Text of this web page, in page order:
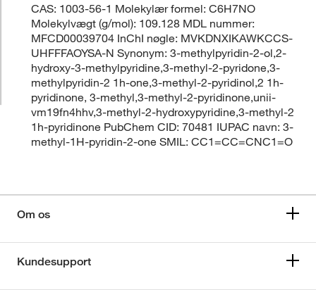
CAS: 1003-56-1 Molekylær formel: C6H7NO
Molekylvægt (g/mol): 109.128 MDL nummer:
MFCD00039704 InChI nøgle: MVKDNXIKAWKCCS-
UHFFFAOYSA-N Synonym: 3-methylpyridin-2-ol,2-
hydroxy-3-methylpyridine,3-methyl-2-pyridone,3-
methylpyridin-2 1h-one,3-methyl-2-pyridinol,2 1h-
pyridinone, 3-methyl,3-methyl-2-pyridinone,unii-
vm19fn4hhv,3-methyl-2-hydroxypyridine,3-methyl-2
1h-pyridinone PubChem CID: 70481 IUPAC navn: 3-
methyl-1H-pyridin-2-one SMIL: CC1=CC=CNC1=O
Om os
Kundesupport